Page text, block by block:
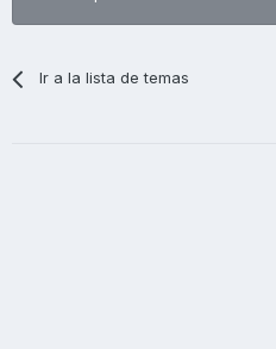
Ir a la lista de temas